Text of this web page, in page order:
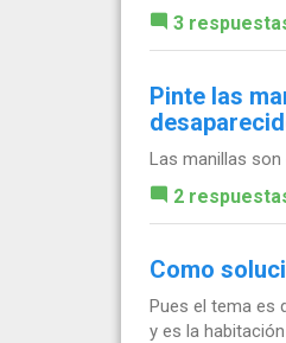
3
Pinte las
Las manillas son
2
Como
Pues el tema es
y es la